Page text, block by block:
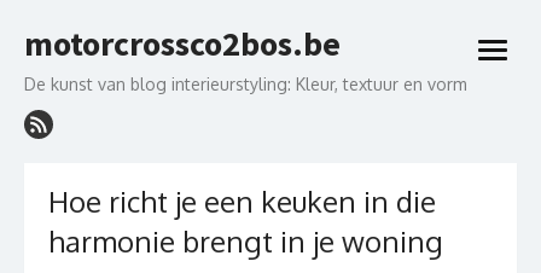
to
motorcrossco2bos.be
De kunst van blog interieurstyling: Kleur, textuur en vorm
open
Hoe richt je een keuken in die
harmonie brengt in je woning